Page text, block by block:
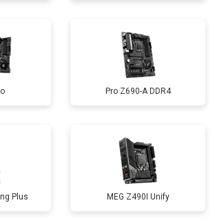
Pro Z690-A DDR4
Plus MEG Z490I Unify